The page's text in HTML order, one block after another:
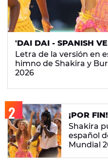
'DAI DAI - SPANISH
Letra de la versión en
himno de Shakira y
2026
¡POR FIN!
Shakira
español
Mundial